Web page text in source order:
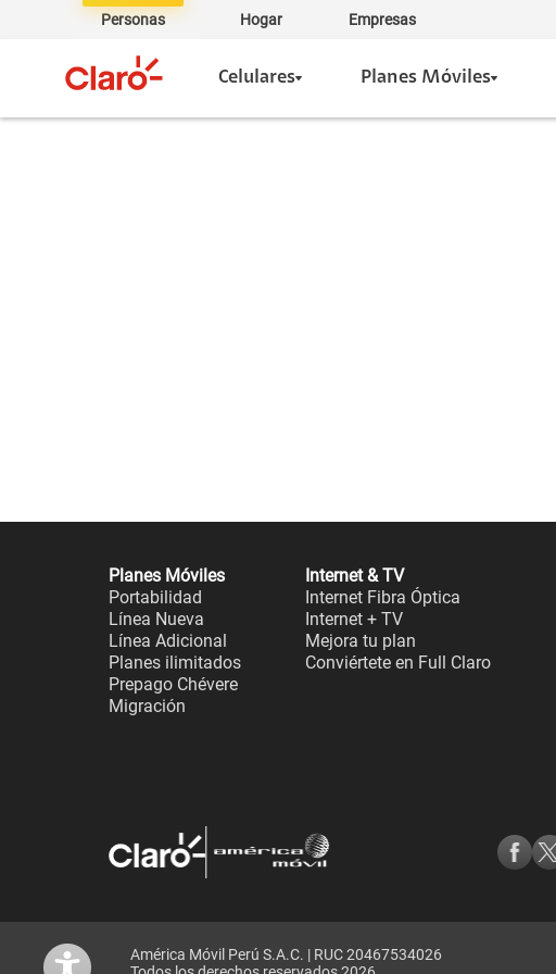
Personas Hogar Empresas
Celulares Planes Móviles
Planes Móviles
Portabilidad
Línea Nueva
Línea Adicional
Planes ilimitados
Prepago Chévere
Migración
Internet & TV
Internet Fibra Óptica
Internet + TV
Mejora tu plan
Conviértete en Full Claro
América Móvil Perú S.A.C. | RUC 20467534026